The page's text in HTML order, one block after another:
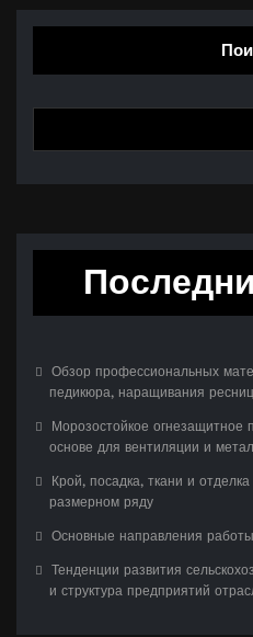
Обзор профессиональных
педикюра, наращивания
Морозостойкое огнезащитное
основе для вентиляции и
Крой, посадка, ткани и
размерном ряду
Основные направления
Тенденции развития
и структура предприятий